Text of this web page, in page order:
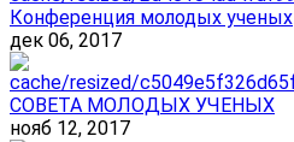
Конференция молодых ученых
дек 06, 2017
СОВЕТА МОЛОДЫХ УЧЕНЫХ
нояб 12, 2017